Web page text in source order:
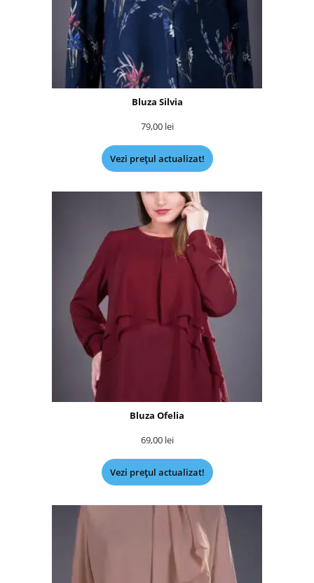
Bluza Silvia
79,00 lei
Vezi prețul actualizat!
Bluza Ofelia
69,00 lei
Vezi prețul actualizat!